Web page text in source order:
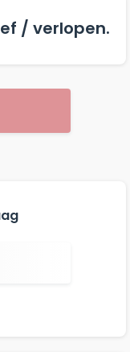
/ verlopen.